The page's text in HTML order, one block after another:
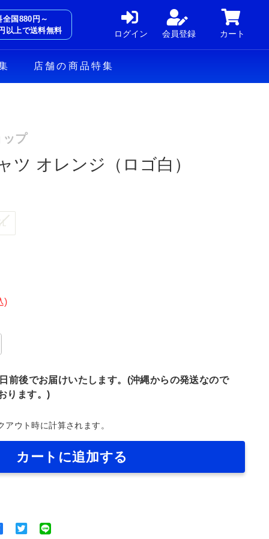
全国880円～
以上で送料無料
ログイン 会員登録 カート
店舗の商品特集
ップ
ツ オレンジ（ロゴ白）
)
前後でお届けいたします。(沖縄からの発送なので
ります。)
アウト時に計算されます。
カートに追加する
Facebook
Twitter